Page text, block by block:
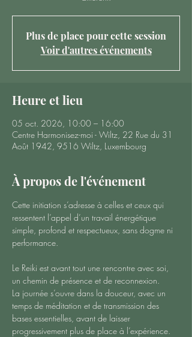
Plus de place pour cette session
Voir d'autres événements
Heure et lieu
05 oct. 2026, 10:00 – 16:00
Centre Harmonisez-moi - Wiltz, 22 Rue du 31
Août 1942, 9516 Wiltz, Luxembourg
À propos de l'événement
Cette initiation s’adresse à celles et ceux qui
ressentent l’appel d’un travail énergétique
simple, profond et respectueux, sans dogme ni
performance.
Le Reiki est avant tout une rencontre avec soi,
un chemin de présence et de reconnexion.
La journée s’ouvre dans la douceur, avec un
temps de méditation et de transmission des
bases essentielles, avant de laisser
progressivement plus de place à l’expérience.